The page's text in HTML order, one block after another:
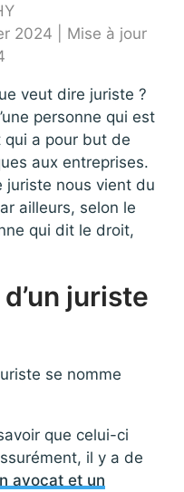
2024 | Mise à jour
veut dire juriste ?
personne qui est
a pour but de
aux entreprises.
juriste nous vient du
ailleurs, selon le
qui dit le droit,
juriste
se nomme
que celui-ci
il y a de
avocat et un